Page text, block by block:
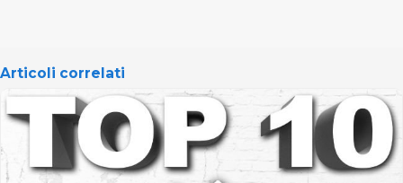
Articoli correlati